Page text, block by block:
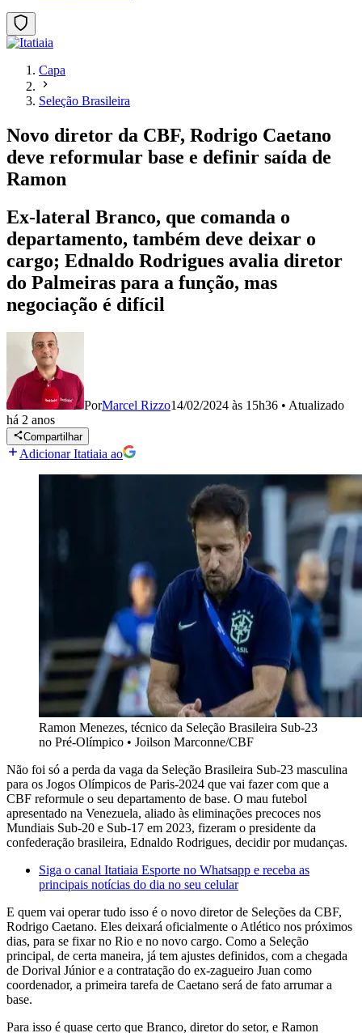
Capa
Seleção Brasileira
Novo diretor da CBF, Rodrigo Caetano
deve reformular base e definir saída de
Ramon
Ex-lateral Branco, que comanda o
departamento, também deve deixar o
cargo; Ednaldo Rodrigues avalia diretor
do Palmeiras para a função, mas
negociação é difícil
PorMarcel Rizzo14/02/2024 às 15h36 • Atualizado
há 2 anos
Compartilhar
Adicionar Itatiaia ao
Ramon Menezes, técnico da Seleção Brasileira Sub-23
no Pré-Olímpico • Joilson Marconne/CBF
Não foi só a perda da vaga da Seleção Brasileira Sub-23 masculina
para os Jogos Olímpicos de Paris-2024 que vai fazer com que a
CBF reformule o seu departamento de base. O mau futebol
apresentado na Venezuela, aliado às eliminações precoces nos
Mundiais Sub-20 e Sub-17 em 2023, fizeram o presidente da
confederação brasileira, Ednaldo Rodrigues, decidir por mudanças.
Siga o canal Itatiaia Esporte no Whatsapp e receba as
principais notícias do dia no seu celular
E quem vai operar tudo isso é o novo diretor de Seleções da CBF,
Rodrigo Caetano. Eles deixará oficialmente o Atlético nos próximos
dias, para se fixar no Rio e no novo cargo. Como a Seleção
principal, de certa maneira, já tem ajustes definidos, com a chegada
de Dorival Júnior e a contratação do ex-zagueiro Juan como
coordenador, a primeira tarefa de Caetano será de fato arrumar a
base.
Para isso é quase certo que Branco, diretor do setor, e Ramon